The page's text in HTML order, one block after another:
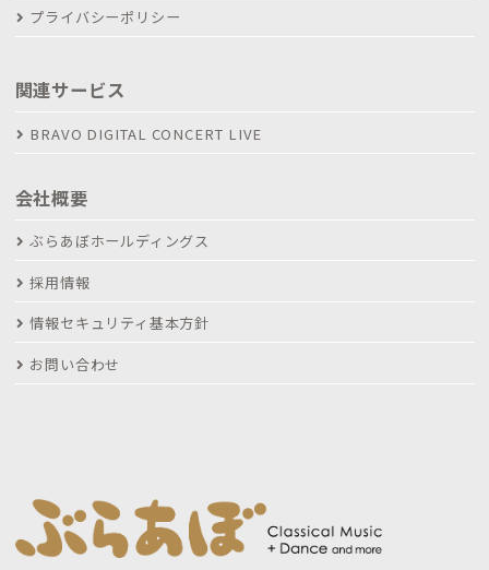
プライバシーポリシー
関連サービス
BRAVO DIGITAL CONCERT LIVE
会社概要
ぶらあぼホールディングス
採用情報
情報セキュリティ基本方針
お問い合わせ